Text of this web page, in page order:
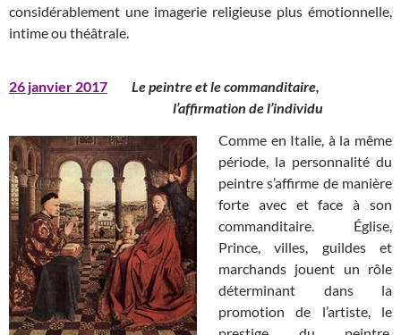
considérablement une imagerie religieuse plus émotionnelle,
intime ou théâtrale.
26 janvier 2017
Le peintre et le commanditaire,
l’affirmation de l’individu
Comme en Italie, à la même
période, la personnalité du
peintre s’affirme de manière
forte avec et face à son
commanditaire. Église,
Prince, villes, guildes et
marchands jouent un rôle
déterminant dans la
promotion de l’artiste, le